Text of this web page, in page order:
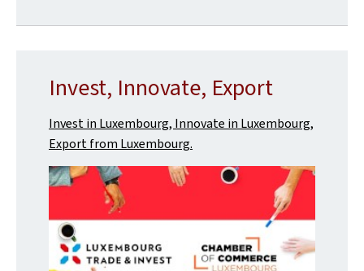
Invest, Innovate, Export
Invest in Luxembourg, Innovate in Luxembourg,
Export from Luxembourg.